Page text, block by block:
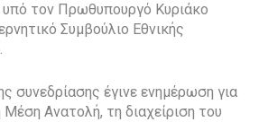
υπό τον Πρωθυπουργό Κυριάκο
Συμβούλιο Εθνικής
συνεδρίασης έγινε ενημέρωση για
Ανατολή, τη διαχείριση του